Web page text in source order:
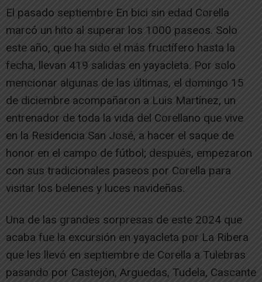
El pasado septiembre En bici sin edad Corella
marcó un hito al superar los 1000 paseos. Solo
este año, que ha sido el más fructífero hasta la
fecha, llevan 419 salidas en yayacleta. Por solo
mencionar algunas de las últimas, el domingo 15
de diciembre acompañaron a Luis Martínez, un
entrenador de toda la vida del Corellano que vive
en la Residencia San José, a hacer el saque de
honor en el campo de fútbol; después, empezaron
con sus tradicionales paseos por Corella para
visitar los belenes y luces navideñas.
Una de las grandes sorpresas de este 2024 que
acaba fue la excursión en yayacleta por La Ribera
que les llevó en septiembre de Corella a Tulebras
pasando por Castejón, Arguedas, Tudela, Cascante